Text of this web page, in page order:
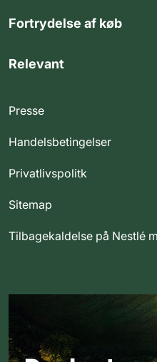
Fortrydelse af køb
Relevant
Presse
Handelsbetingelser
Privatlivspolitk
Sitemap
Tilbagekaldelse på Nestlé